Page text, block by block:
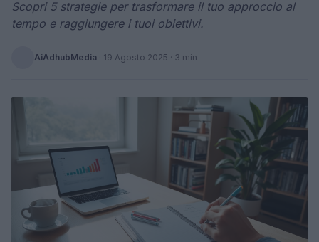
Scopri 5 strategie per trasformare il tuo approccio al
tempo e raggiungere i tuoi obiettivi.
AiAdhubMedia · 19 Agosto 2025 · 3 min